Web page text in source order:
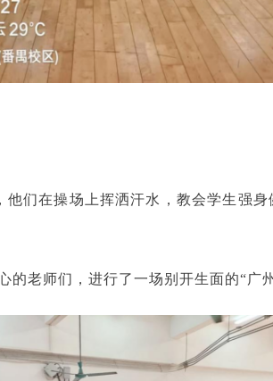
们在操场上挥洒汗水，教会学生强
老师们，进行了一场别开生面的“广